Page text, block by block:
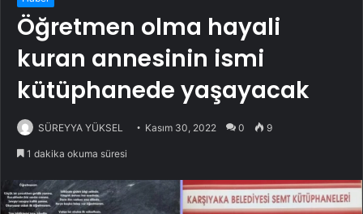
Öğretmen olma hayali
kuran annesinin ismi
kütüphanede yaşayacak
SÜREYYA YÜKSEL Kasım 30, 2022 0 9
1 dakika okuma süresi